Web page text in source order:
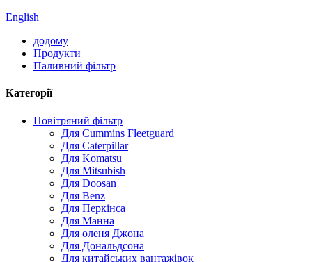
English
додому
Продукти
Паливний фільтр
Категорії
Повітряний фільтр
Для Cummins Fleetguard
Для Caterpillar
Для Komatsu
Для Mitsubish
Для Doosan
Для Benz
Для Перкінса
Для Манна
Для оленя Джона
Для Дональдсона
Для китайських вантажівок